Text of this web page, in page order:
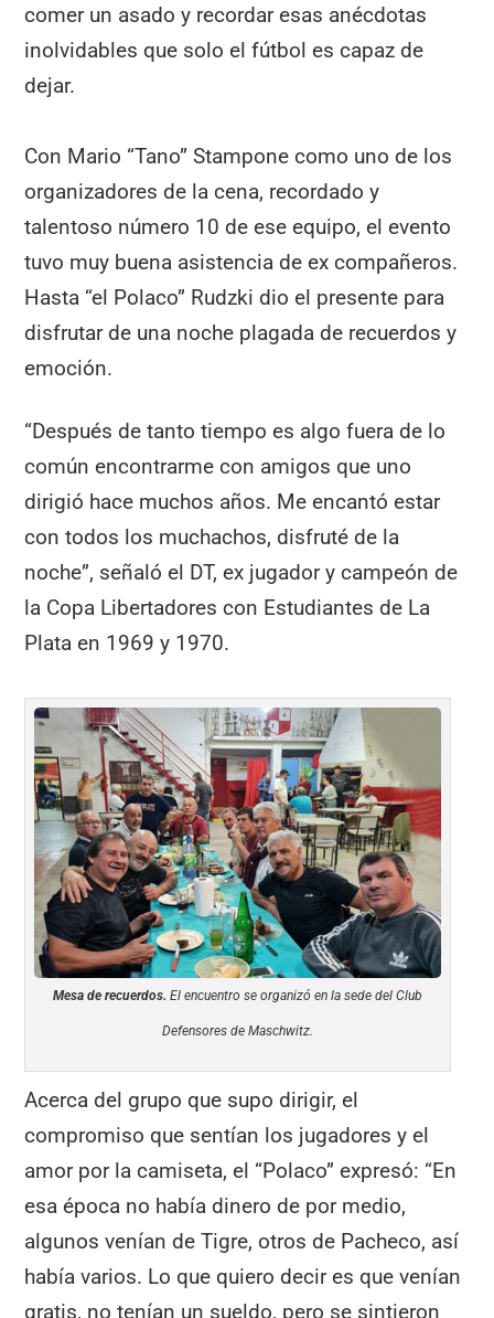
comer un asado y recordar esas anécdotas
inolvidables que solo el fútbol es capaz de
dejar.
Con Mario “Tano” Stampone como uno de los
organizadores de la cena, recordado y
talentoso número 10 de ese equipo, el evento
tuvo muy buena asistencia de ex compañeros.
Hasta “el Polaco” Rudzki dio el presente para
disfrutar de una noche plagada de recuerdos y
emoción.
“Después de tanto tiempo es algo fuera de lo
común encontrarme con amigos que uno
dirigió hace muchos años. Me encantó estar
con todos los muchachos, disfruté de la
noche”, señaló el DT, ex jugador y campeón de
la Copa Libertadores con Estudiantes de La
Plata en 1969 y 1970.
Mesa de recuerdos. El encuentro se organizó en la sede del Club
Defensores de Maschwitz.
Acerca del grupo que supo dirigir, el
compromiso que sentían los jugadores y el
amor por la camiseta, el “Polaco” expresó: “En
esa época no había dinero de por medio,
algunos venían de Tigre, otros de Pacheco, así
había varios. Lo que quiero decir es que venían
gratis, no tenían un sueldo, pero se sintieron